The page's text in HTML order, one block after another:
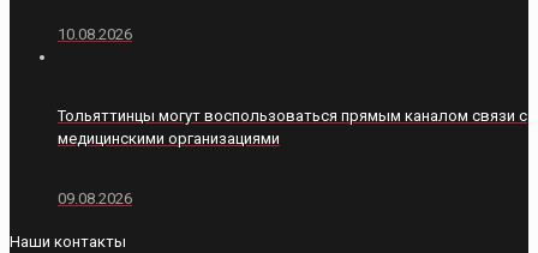
10.08.2026
Тольяттинцы могут воспользоваться прямым каналом связи с
медицинскими организациями
09.08.2026
Наши контакты